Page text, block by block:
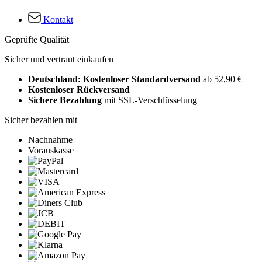
Kontakt
Geprüfte Qualität
Sicher und vertraut einkaufen
Deutschland: Kostenloser Standardversand ab 52,90 €
Kostenloser Rückversand
Sichere Bezahlung mit SSL-Verschlüsselung
Sicher bezahlen mit
Nachnahme
Vorauskasse